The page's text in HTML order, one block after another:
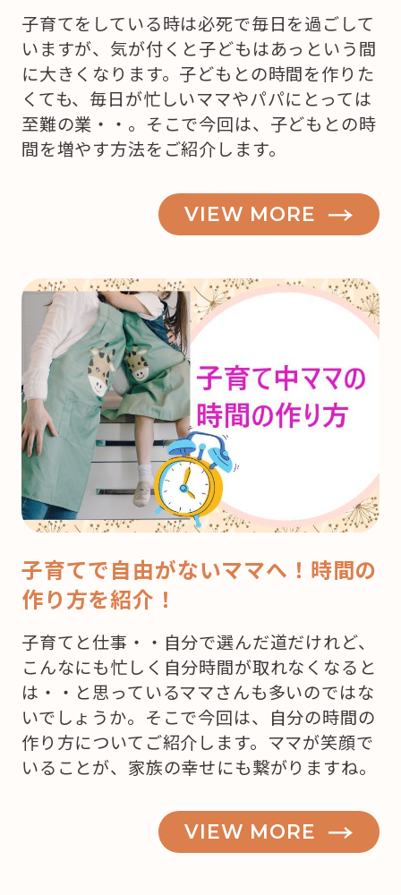
子育てをしている時は必死で毎日を過ごして
いますが、気が付くと子どもはあっという間
に大きくなります。子どもとの時間を作りた
くても、毎日が忙しいママやパパにとっては
至難の業・・。そこで今回は、子どもとの時
間を増やす方法をご紹介します。
VIEW MORE
子育てで自由がないママへ！時間の
作り方を紹介！
子育てと仕事・・自分で選んだ道だけれど、
こんなにも忙しく自分時間が取れなくなると
は・・と思っているママさんも多いのではな
いでしょうか。そこで今回は、自分の時間の
作り方についてご紹介します。ママが笑顔で
いることが、家族の幸せにも繋がりますね。
VIEW MORE